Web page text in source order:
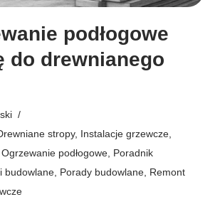
podłogowe
do drewnianego
stropy, Instalacje grzewcze
Ogrzewanie podłogowe Poradnik
budowlane Porady budowlane Remont